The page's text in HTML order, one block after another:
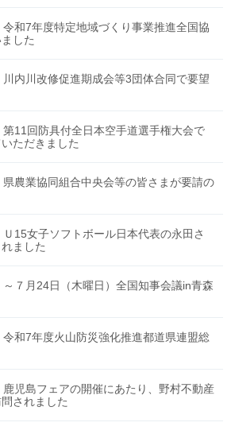
和7年度特定地域づくり事業推進全国協
した
内川改修促進期成会等3団体合同で要望
11回防具付全日本空手道選手権大会で
ただきました
農業協同組合中央会等の皆さまが要請の
15女子ソフトボール日本代表の永田さ
ました
７月24日（木曜日）全国知事会議in青森
和7年度火山防災強化推進都道県連盟総
児島フェアの開催にあたり、野村不動産
されました